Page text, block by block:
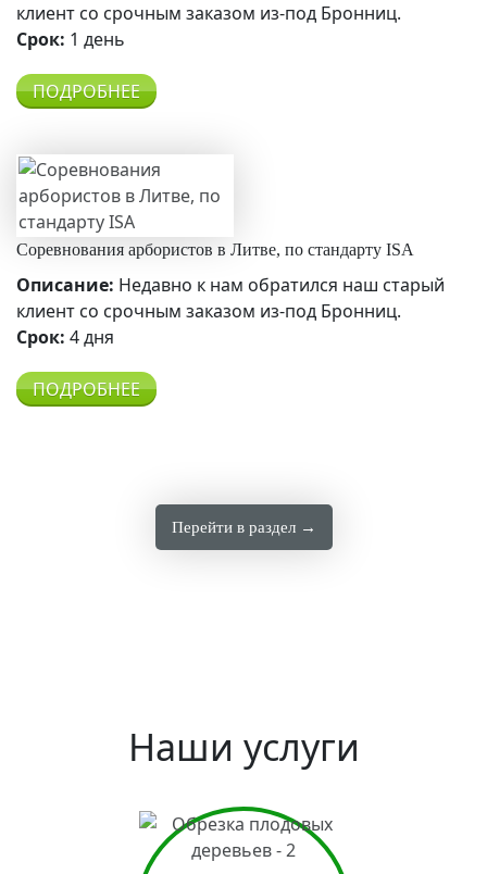
клиент со срочным заказом из-под Бронниц.
Срок: 1 день
ПОДРОБНЕЕ
Соревнования арбористов в Литве, по стандарту ISA
Описание: Недавно к нам обратился наш старый
клиент со срочным заказом из-под Бронниц.
Срок: 4 дня
ПОДРОБНЕЕ
Перейти в раздел →
Наши услуги